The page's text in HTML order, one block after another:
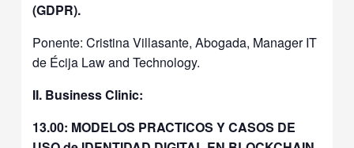
(GDPR).
Ponente: Cristina Villasante, Abogada, Manager IT
de Écija Law and Technology.
II. Business Clinic:
13.00: MODELOS PRACTICOS Y CASOS DE